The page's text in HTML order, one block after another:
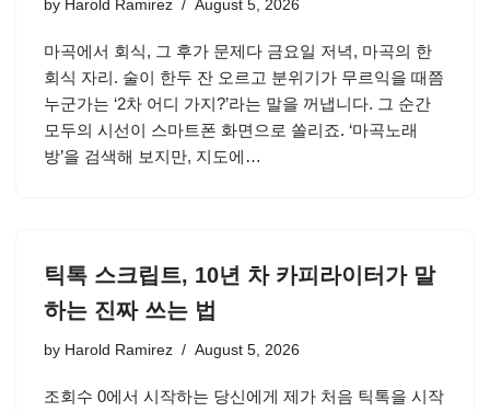
by Harold Ramirez August 5, 2026
마곡에서 회식, 그 후가 문제다 금요일 저녁, 마곡의 한
회식 자리. 술이 한두 잔 오르고 분위기가 무르익을 때쯤
누군가는 ‘2차 어디 가지?’라는 말을 꺼냅니다. 그 순간
모두의 시선이 스마트폰 화면으로 쏠리죠. ‘마곡노래
방’을 검색해 보지만, 지도에…
틱톡 스크립트, 10년 차 카피라이터가 말
하는 진짜 쓰는 법
by Harold Ramirez August 5, 2026
조회수 0에서 시작하는 당신에게 제가 처음 틱톡을 시작